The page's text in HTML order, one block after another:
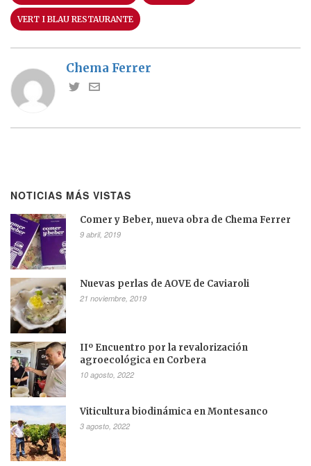
VERT I BLAU RESTAURANTE
Chema Ferrer
NOTICIAS MÁS VISTAS
Comer y Beber, nueva obra de Chema Ferrer
9 abril, 2019
Nuevas perlas de AOVE de Caviaroli
21 noviembre, 2019
IIº Encuentro por la revalorización
agroecológica en Corbera
10 agosto, 2022
Viticultura biodinámica en Montesanco
3 agosto, 2022